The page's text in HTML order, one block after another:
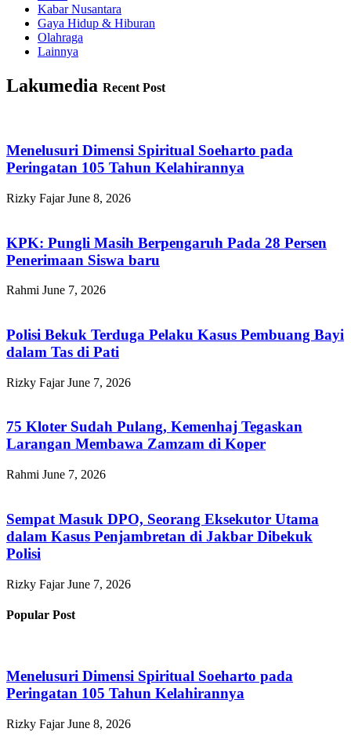
Kabar Nusantara
Gaya Hidup & Hiburan
Olahraga
Lainnya
Lakumedia Recent Post
Menelusuri Dimensi Spiritual Soeharto pada
Peringatan 105 Tahun Kelahirannya
Rizky FajarJune 8, 2026
KPK: Pungli Masih Berpengaruh Pada 28 Persen
Penerimaan Siswa baru
Rahmi June 7, 2026
Polisi Bekuk Terduga Pelaku Kasus Pembuang Bayi
dalam Tas di Pati
Rizky FajarJune 7, 2026
75 Kloter Sudah Pulang, Kemenhaj Tegaskan
Larangan Membawa Zamzam di Koper
Rahmi June 7, 2026
Sempat Masuk DPO, Seorang Eksekutor Utama
dalam Kasus Penjambretan di Jakbar Dibekuk
Polisi
Rizky FajarJune 7, 2026
Popular Post
Menelusuri Dimensi Spiritual Soeharto pada
Peringatan 105 Tahun Kelahirannya
Rizky FajarJune 8, 2026